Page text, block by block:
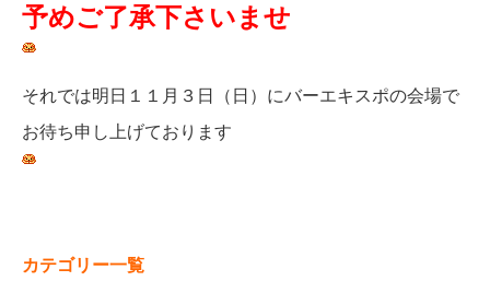
予めご了承下さいませ
それでは明日１１月３日（日）にバーエキスポの会場で
お待ち申し上げております
カテゴリー一覧